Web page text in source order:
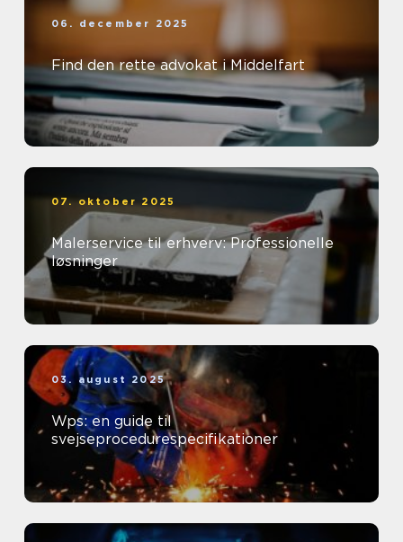
06. december 2025
Find den rette advokat i Middelfart
07. oktober 2025
Malerservice til erhverv: Professionelle
løsninger
03. august 2025
Wps: en guide til
svejseprocedurespecifikationer